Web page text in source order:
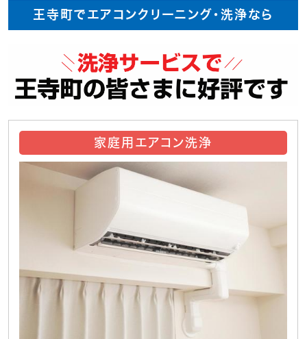
王寺町でエアコンクリーニング・洗浄なら
家庭用エアコン洗浄